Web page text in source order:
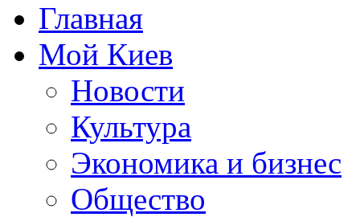
Главная
Мой Киев
Новости
Культура
Экономика и бизнес
Общество